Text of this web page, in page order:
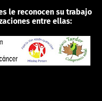
le reconocen su trabajo
entre ellas: